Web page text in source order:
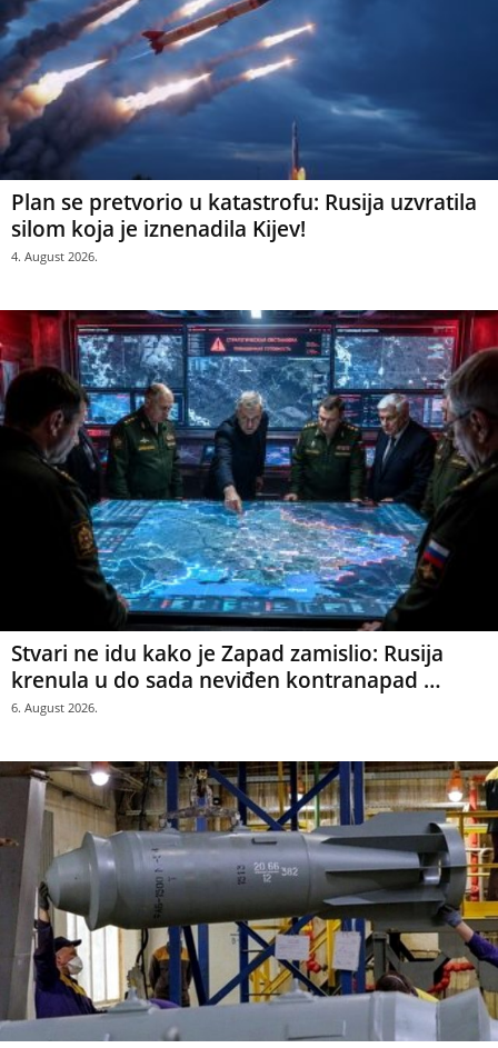
Plan se pretvorio u katastrofu: Rusija uzvratila
silom koja je iznenadila Kijev!
4. August 2026.
Stvari ne idu kako je Zapad zamislio: Rusija
krenula u do sada neviđen kontranapad …
6. August 2026.